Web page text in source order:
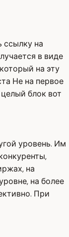
ссылку на
в виде
на эту
Не на первое
блок вот
уровень. Им
на
на более
При